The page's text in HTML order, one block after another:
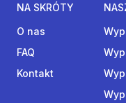
NA SKRÓTY
O nas
FAQ
Kontakt